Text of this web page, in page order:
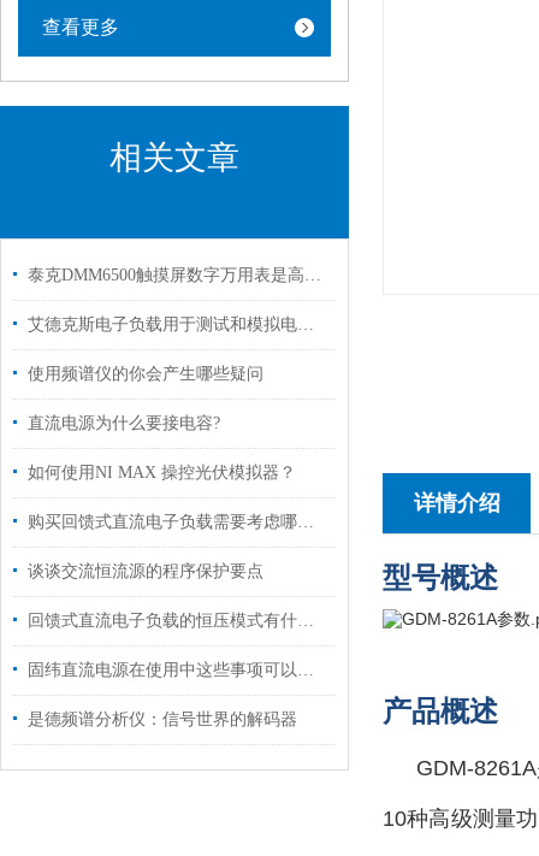
查看更多
相关文章
泰克DMM6500触摸屏数字万用表是高精度测量的得力助手
艾德克斯电子负载用于测试和模拟电源的负载条件
使用频谱仪的你会产生哪些疑问
直流电源为什么要接电容?
如何使用NI MAX 操控光伏模拟器？
购买回馈式直流电子负载需要考虑哪些要素？
谈谈交流恒流源的程序保护要点
回馈式直流电子负载的恒压模式有什么用途?
固纬直流电源在使用中这些事项可以注意了
是德频谱分析仪：信号世界的解码器
详情介绍
型号概述
产品概述
GDM-
10种高级测量